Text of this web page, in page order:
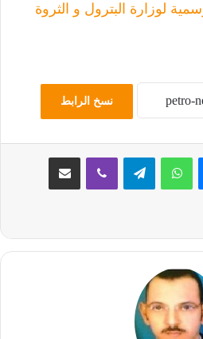
لوزارة البترول و الثروة
نسخ الرابط
ماسنجر واتساب تيلقرام ڤايبر مشاركة عبر البريد